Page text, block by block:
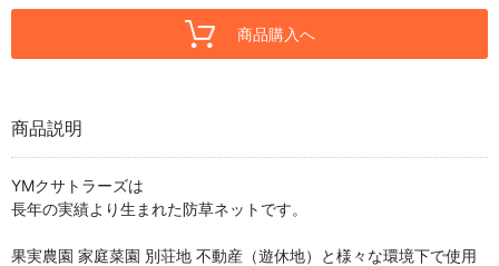
商品購入へ
商品説明
YMクサトラーズは
長年の実績より生まれた防草ネットです。
果実農園 家庭菜園 別荘地 不動産（遊休地）と様々な環境下で使用